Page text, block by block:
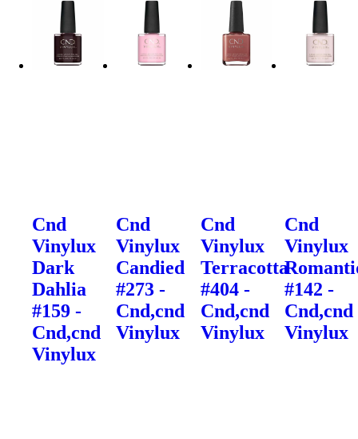
Cnd
Vinylux
Dark
Dahlia
#159 -
Cnd,cnd
Vinylux
Cnd
Vinylux
Candied
#273 -
Cnd,cnd
Vinylux
Cnd
Vinylux
Terracotta
#404 -
Cnd,cnd
Vinylux
Cnd
Vinylux
#142 -
Cnd,cnd
Vinylux